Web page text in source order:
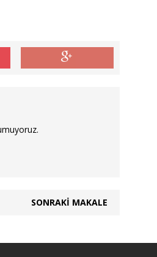
SONRAKI MAKALE